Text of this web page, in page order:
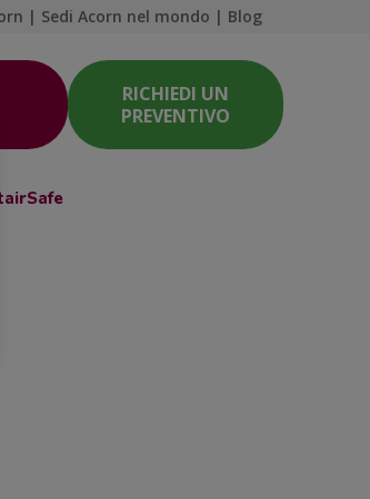
| Sedi Acorn nel mondo | Blog
RICHIEDI UN
PREVENTIVO